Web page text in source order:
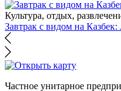
Культура, отдых,
Завтрак с видом на
Частное унитарное